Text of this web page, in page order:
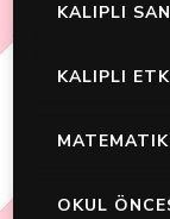
KALIPLI
KALIPLI
MATEMATIK
OKUL